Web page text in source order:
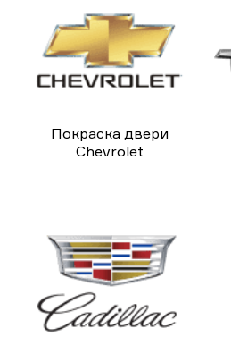
Покраска двери
Chevrolet